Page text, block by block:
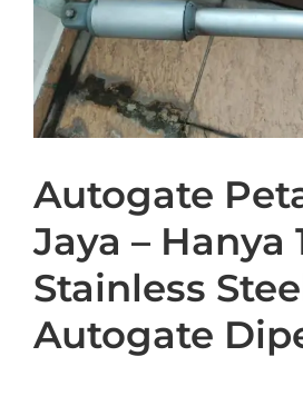
Autogate
Jaya – Hanya
Stainless
Autogate